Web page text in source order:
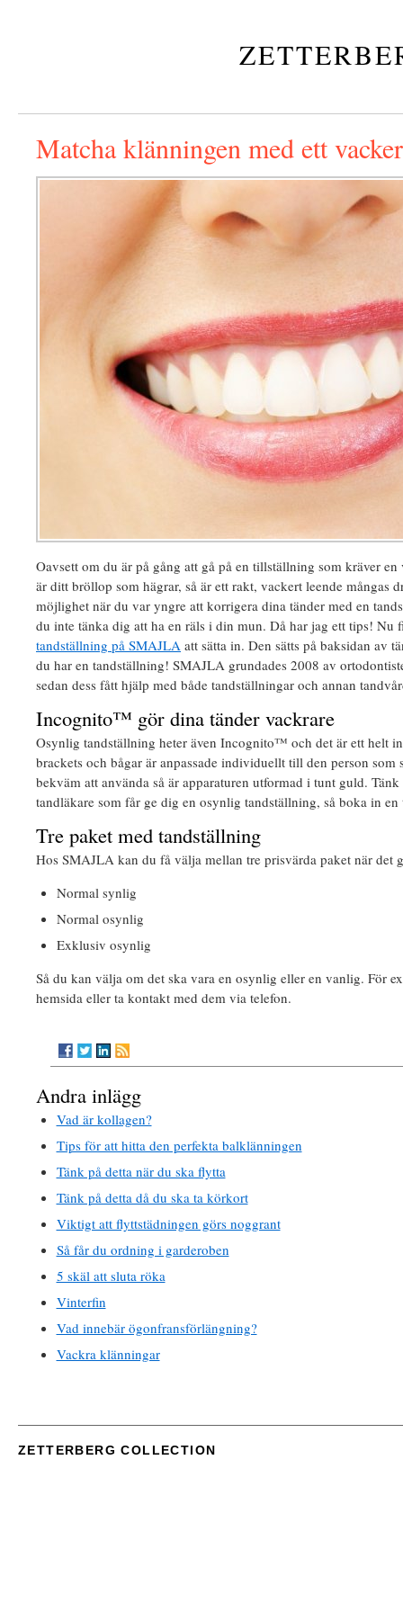
Matcha klänningen med ett
Oavsett om du är på gång att gå på en tillställning som kräver
är ditt bröllop som hägrar, så är ett rakt, vackert leende mångas
möjlighet när du var yngre att korrigera dina tänder med en
du inte tänka dig att ha en räls i din mun. Då har jag ett tips! Nu
tandställning på SMAJLA att sätta in. Den sätts på baksidan av
du har en tandställning! SMAJLA grundades 2008 av
sedan dess fått hjälp med både tandställningar och annan
Incognito™ gör dina tänder vackrare
Osynlig tandställning heter även Incognito™ och det är ett helt
brackets och bågar är anpassade individuellt till den person som
bekväm att använda så är apparaturen utformad i tunt guld.
tandläkare som får ge dig en osynlig tandställning, så boka in
Tre paket med tandställning
Hos SMAJLA kan du få välja mellan tre prisvärda paket när det
Normal synlig
Normal osynlig
Exklusiv osynlig
Så du kan välja om det ska vara en osynlig eller en vanlig. För
hemsida eller ta kontakt med dem via telefon.
Andra inlägg
Vad är kollagen?
Tips för att hitta den perfekta balklänningen
Tänk på detta när du ska flytta
Tänk på detta då du ska ta körkort
Viktigt att flyttstädningen görs noggrant
Så får du ordning i garderoben
5 skäl att sluta röka
Vinterfin
Vad innebär ögonfransförlängning?
Vackra klänningar
ZETTERBERG COLLECTION